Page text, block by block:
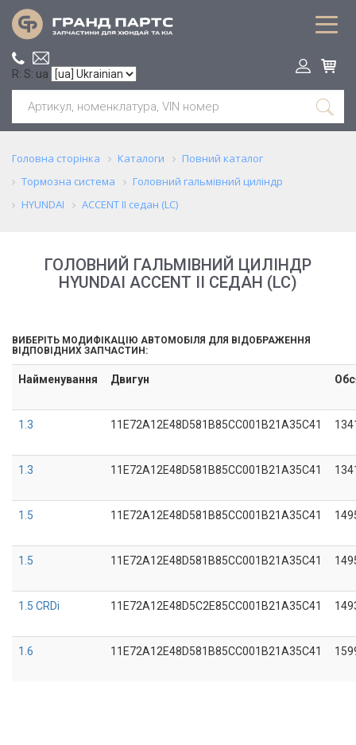
R: S: ua
Головна сторінка Каталоги
Повний каталог
Тормозна система
Головний гальмівний циліндр
HYUNDAI
ACCENT II седан (LC)
ГОЛОВНИЙ ГАЛЬМІВНИЙ ЦИЛІНДР
HYUNDAI ACCENT II СЕДАН (LC)
ВИБЕРІТЬ МОДИФІКАЦІЮ АВТОМОБІЛЯ ДЛЯ ВІДОБРАЖЕННЯ
ВІДПОВІДНИХ ЗАПЧАСТИН:
Найменування Двигун
1.3 11E72A12E48D581B85CC001B21A35C41
1.3 11E72A12E48D581B85CC001B21A35C41
1.5 11E72A12E48D581B85CC001B21A35C41
1.5 11E72A12E48D581B85CC001B21A35C41
1.5 CRDi 11E72A12E48D5C2E85CC001B21A35C41
1.6 11E72A12E48D581B85CC001B21A35C41